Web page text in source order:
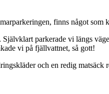
finns något
parkerade vi längs
vi på fjällvattnet, så gott!
och en redig